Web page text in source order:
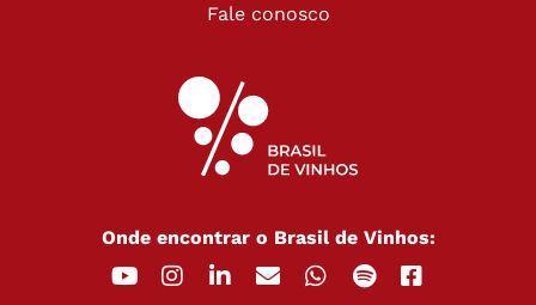
Fale conosco
Onde encontrar o Brasil de Vinhos: